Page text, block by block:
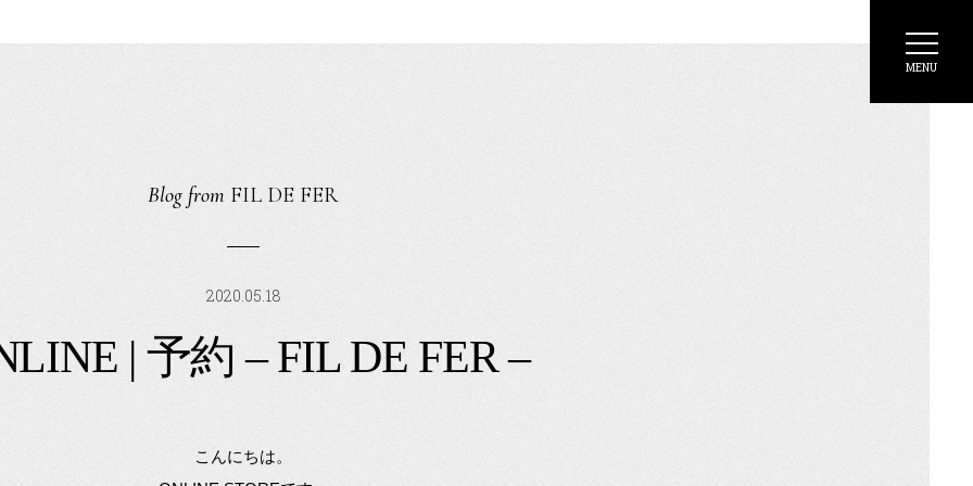
MENU
Blog from FIL DE FER
2020.05.18
| 予約 – FIL DE FER –
こんにちは。